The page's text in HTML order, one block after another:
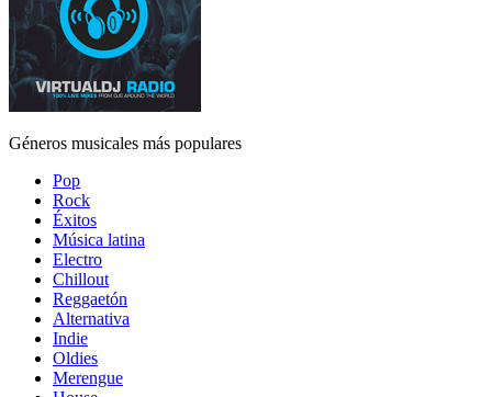
Géneros musicales más populares
Pop
Rock
Éxitos
Música latina
Electro
Chillout
Reggaetón
Alternativa
Indie
Oldies
Merengue